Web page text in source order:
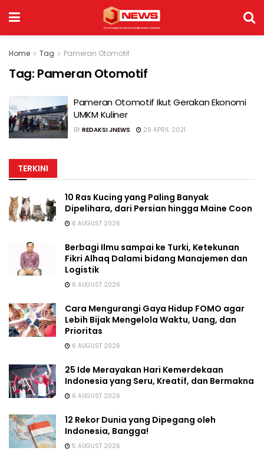
Home Tag Pameran Otomotif
Tag: Pameran Otomotif
Pameran Otomotif Ikut Gerakan Ekonomi
UMKM Kuliner
BY REDAKSI JNEWS 29 APRIL 2021
TERKINI
10 Ras Kucing yang Paling Banyak
Dipelihara, dari Persian hingga Maine Coon
6 AUGUST 2026
Berbagi Ilmu sampai ke Turki, Ketekunan
Fikri Alhaq Dalami bidang Manajemen dan
Logistik
6 AUGUST 2026
Cara Mengurangi Gaya Hidup FOMO agar
Lebih Bijak Mengelola Waktu, Uang, dan
Prioritas
6 AUGUST 2026
25 Ide Merayakan Hari Kemerdekaan
Indonesia yang Seru, Kreatif, dan Bermakna
6 AUGUST 2026
12 Rekor Dunia yang Dipegang oleh
Indonesia, Bangga!
5 AUGUST 2026